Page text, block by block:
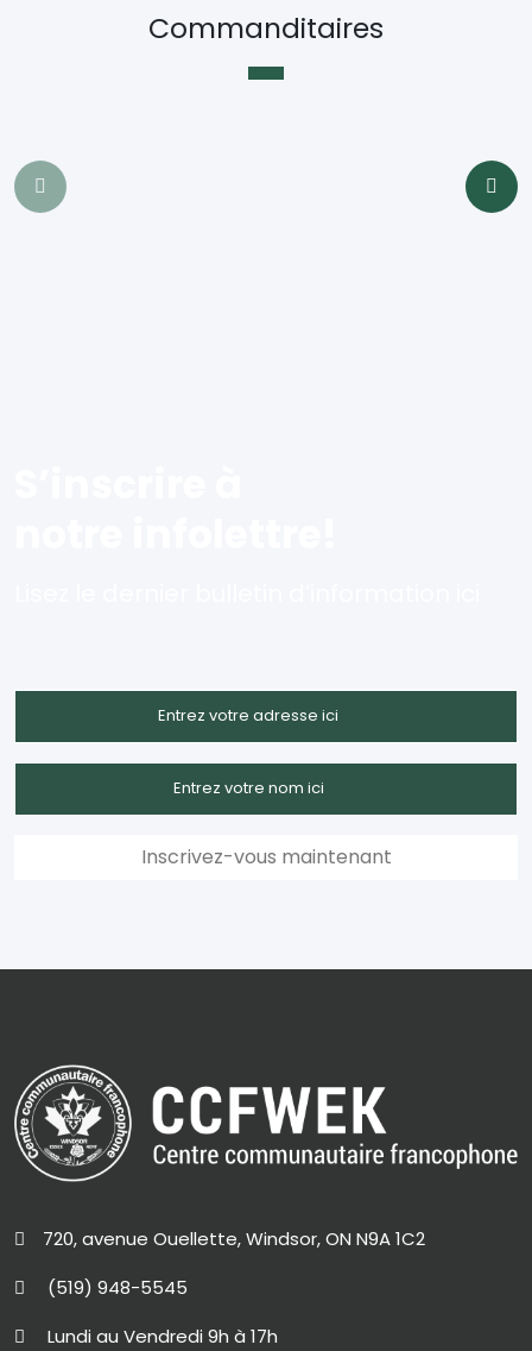
Commanditaires
720, avenue Ouellette, Windsor, ON N9A 1C2
(519) 948-5545
Lundi au Vendredi 9h à 17h